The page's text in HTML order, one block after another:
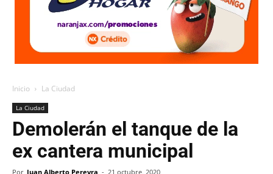
Inicio La Ciudad
La Ciudad
Demolerán el tanque de la
ex cantera municipal
Por Juan Alberto Pereyra - 21 octubre, 2020